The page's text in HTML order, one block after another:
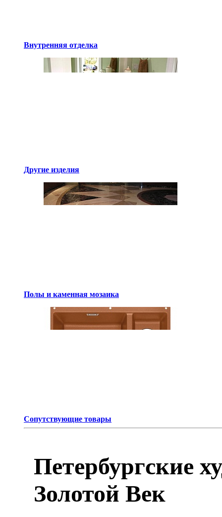
Внутренняя отделка
Другие изделия
Полы и каменная мозаика
Сопутствующие товары
Петербургские
Золотой Век